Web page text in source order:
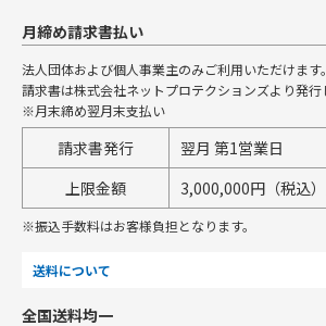
月締め請求書払い
法人団体および個人事業主のみご利用いただけます。
請求書は株式会社ネットプロテクションズより発行
※月末締め翌月末支払い
請求書発行
翌月 第1営業日
上限金額
3,000,000円（税込
※振込手数料はお客様負担となります。
送料について
全国送料均一